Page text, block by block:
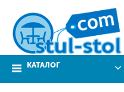
КАТАЛОГ